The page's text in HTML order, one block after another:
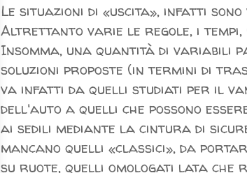
Le situazioni di «uscita», infatti
Altrettanto varie le regole, i tempi,
Insomma, una quantità di variabili
soluzioni proposte (in termini di
va infatti da quelli studiati per il
dell'auto a quelli che possono
ai sedili mediante la cintura di
mancano quelli «classici», da
su ruote, quelli omologati lata che